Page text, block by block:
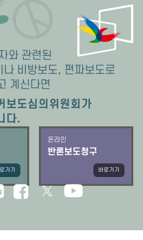
와 관련된
나 비방보도, 편파보도로
계신다면
보도심의위원회가
다.
가기
온라인
반론보도청구
바로가기